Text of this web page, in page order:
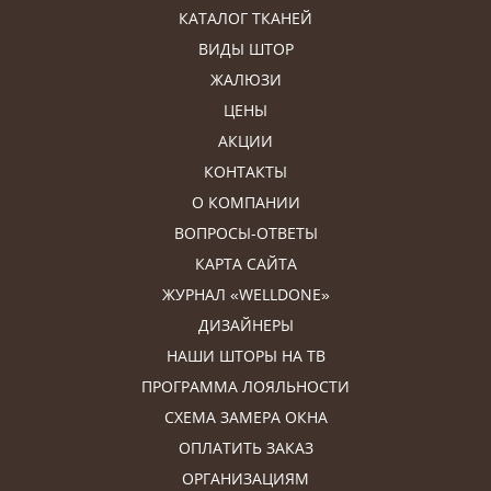
КАТАЛОГ ТКАНЕЙ
ВИДЫ ШТОР
ЖАЛЮЗИ
ЦЕНЫ
АКЦИИ
КОНТАКТЫ
О КОМПАНИИ
ВОПРОСЫ-ОТВЕТЫ
КАРТА САЙТА
ЖУРНАЛ «WELLDONE»
ДИЗАЙНЕРЫ
НАШИ ШТОРЫ НА ТВ
ПРОГРАММА ЛОЯЛЬНОСТИ
СХЕМА ЗАМЕРА ОКНА
ОПЛАТИТЬ ЗАКАЗ
ОРГАНИЗАЦИЯМ